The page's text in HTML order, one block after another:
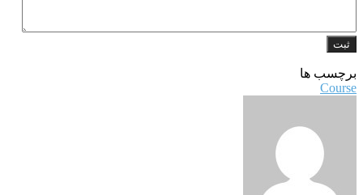
برچسب ها
Course